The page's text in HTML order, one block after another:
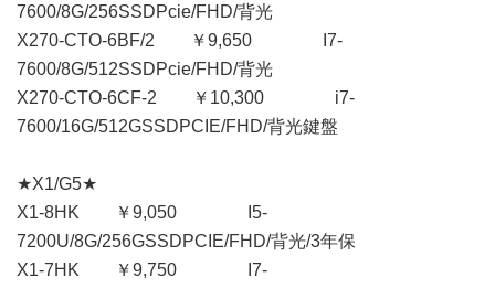
7600/8G/256SSDPcie/FHD/背光
X270-CTO-6BF/2 ￥9,650 I7-
7600/8G/512SSDPcie/FHD/背光
X270-CTO-6CF-2 ￥10,300 i7-
7600/16G/512GSSDPCIE/FHD/背光鍵盤
★X1/G5★
X1-8HK ￥9,050 I5-
7200U/8G/256GSSDPCIE/FHD/背光/3年保
X1-7HK ￥9,750 I7-